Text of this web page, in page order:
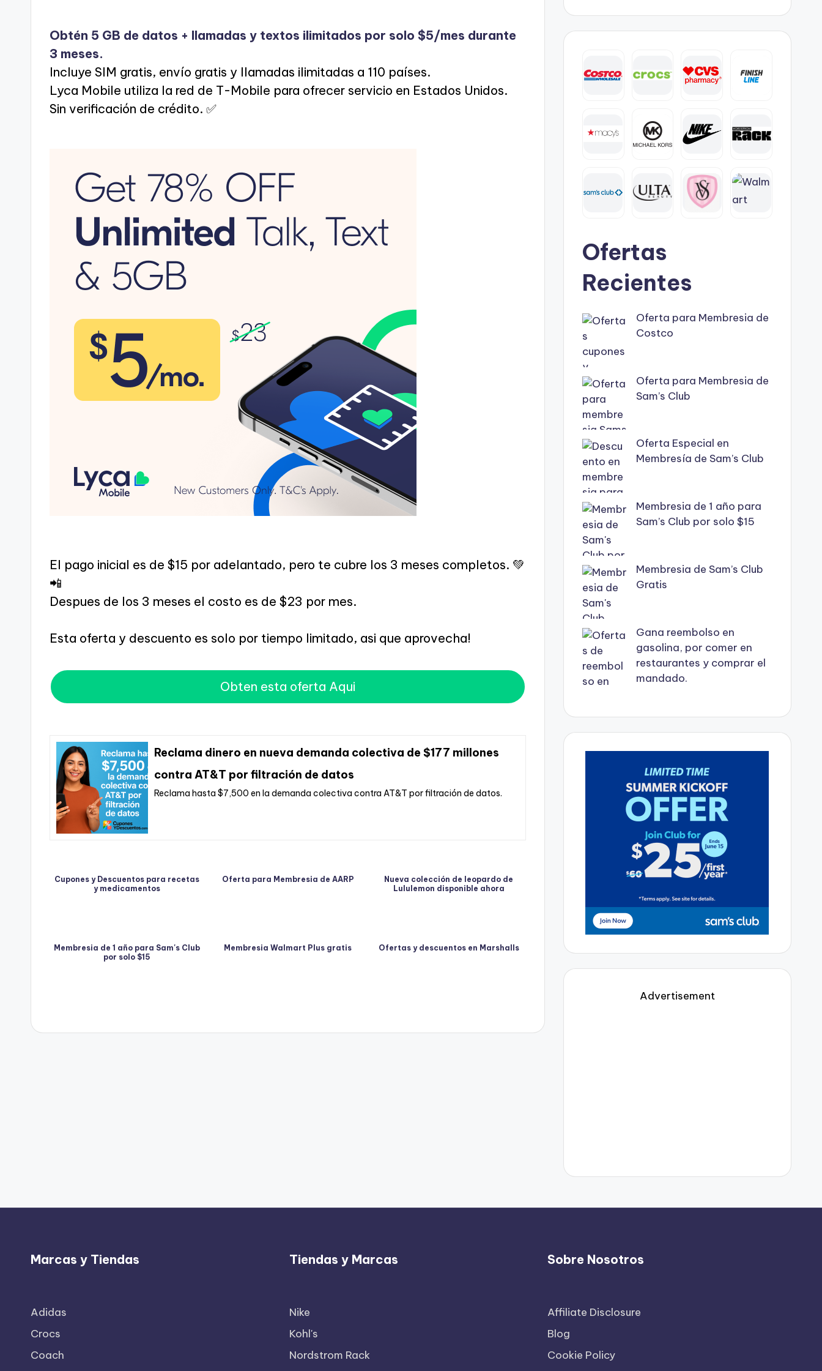
Obtén 5 GB de datos + llamadas y textos ilimitados por solo $5/mes durante
3 meses.
Incluye SIM gratis, envío gratis y llamadas ilimitadas a 110 países.
Lyca Mobile utiliza la red de T-Mobile para ofrecer servicio en Estados Unidos.
Sin verificación de crédito. ✅
El pago inicial es de $15 por adelantado, pero te cubre los 3 meses completos. 💚
📲
Despues de los 3 meses el costo es de $23 por mes.
Esta oferta y descuento es solo por tiempo limitado, asi que aprovecha!
Obten esta oferta Aqui
Reclama dinero en nueva demanda colectiva de $177 millones
contra AT&T por filtración de datos
Reclama hasta $7,500 en la demanda colectiva contra AT&T por filtración de datos.
Cupones y Descuentos para recetas
y medicamentos
Oferta para Membresia de AARP
Nueva colección de leopardo de
Lululemon disponible ahora
Membresia de 1 año para Sam's Club
por solo $15
Membresia Walmart Plus gratis Ofertas y descuentos en Marshalls
Ofertas
Recientes
Oferta para Membresia de
Costco
Oferta para Membresia de
Sam’s Club
Oferta Especial en
Membresía de Sam’s Club
Membresia de 1 año para
Sam’s Club por solo $15
Membresia de Sam’s Club
Gratis
Gana reembolso en
gasolina, por comer en
restaurantes y comprar el
mandado.
Advertisement
Marcas y Tiendas
Adidas
Crocs
Coach
Tiendas y Marcas
Nike
Kohl's
Nordstrom Rack
Sobre Nosotros
Affiliate Disclosure
Blog
Cookie Policy